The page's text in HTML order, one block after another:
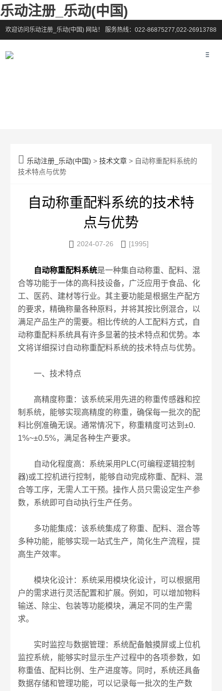
乐动注册_乐动(中国)
欢迎访问乐动注册_乐动(中国) 网站！ 服务热线：022-86875277,022-26913788
 乐动注册_乐动(中国) >技术文章 > 自动称重配料系统的
技术特点与优势
自动称重配料系统的技术特
点与优势
 2024-07-26  [1995]
自动称重配料系统是一种集自动称重、配料、混
合等功能于一体的高科技设备，广泛应用于食品、化
工、医药、建材等行业。其主要功能是根据生产配方
的要求，精确称量各种原料，并将其按比例混合，以
满足产品生产的需要。相比传统的人工配料方式，自
动称重配料系统具有许多显著的技术特点和优势。本
文将详细探讨自动称重配料系统的技术特点与优势。
一、技术特点
高精度称重：该系统采用先进的称重传感器和控
制系统，能够实现高精度的称重，确保每一批次的配
料比例准确无误。通常情况下，称重精度可达到±0.
1%~±0.5%，满足各种生产要求。
自动化程度高：系统采用PLC(可编程逻辑控制
器)或工控机进行控制，能够自动完成称重、配料、混
合等工序，无需人工干预。操作人员只需设定生产参
数，系统即可自动执行生产任务。
多功能集成：该系统集成了称重、配料、混合等
多种功能，能够实现一站式生产，简化生产流程，提
高生产效率。
模块化设计：系统采用模块化设计，可以根据用
户的需求进行灵活配置和扩展。例如，可以增加物料
输送、除尘、包装等功能模块，满足不同的生产需
求。
实时监控与数据管理：系统配备触摸屏或上位机
监控系统，能够实时显示生产过程中的各项参数，如
称重值、配料比例、生产进度等。同时，系统还具备
数据存储和管理功能，可以记录每一批次的生产数